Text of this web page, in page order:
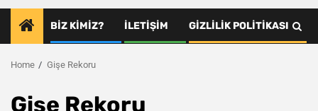
BIZ KIMIZ? İLETIŞIM GIZLILIK POLITIKASI
Home Gişe Rekoru
Gişe Rekoru